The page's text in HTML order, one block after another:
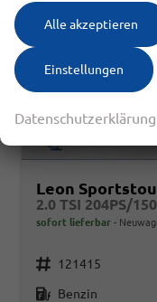
Leon
sofort lieferbar
Fahrzeugnr. 121415
Kraftstoff Benzin
Alle akzeptieren
Einstellungen
Datenschutzerklärung